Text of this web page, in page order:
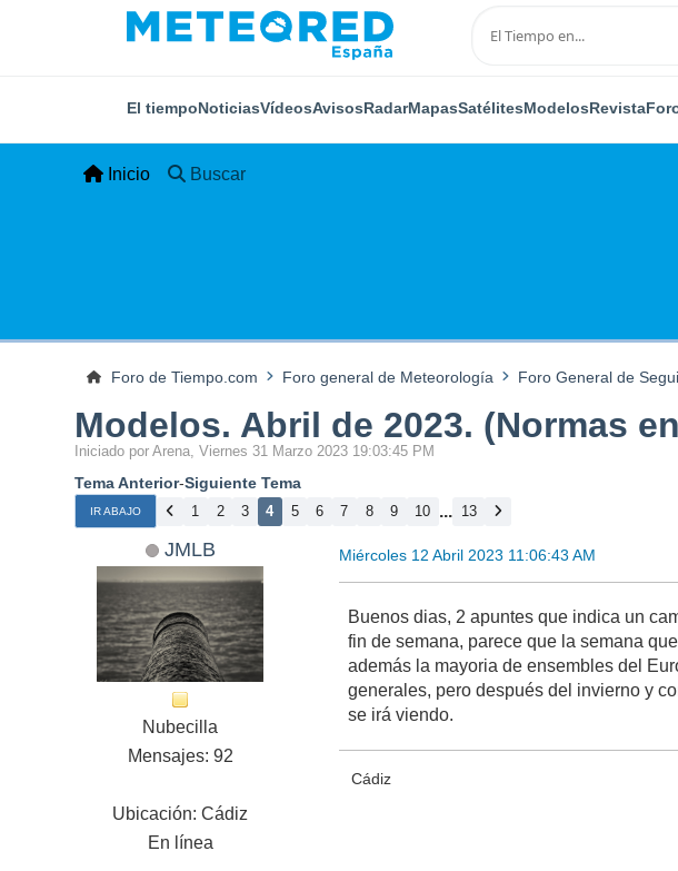
El tiempoNoticiasVídeosAvisosRadarMapasSatélitesModelosRevista
Inicio Buscar
Foro de Tiempo.com Foro general de Meteorología Foro General de
Modelos. Abril de 2023. (Normas
Iniciado por Arena, Viernes 31 Marzo 2023 19:03:45 PM
Tema Anterior-Siguiente Tema
IR ABAJO 1 2 3 4 5 6 7 8 9 10 ... 13
JMLB
Nubecilla
Mensajes: 92
Ubicación: Cádiz
En línea
Miércoles 12 Abril 2023 11:06:43 AM
Buenos dias, 2 apuntes que indica un
fin de semana, parece que la semana
además la mayoria de ensembles del
generales, pero después del invierno y
se irá viendo.
Cádiz